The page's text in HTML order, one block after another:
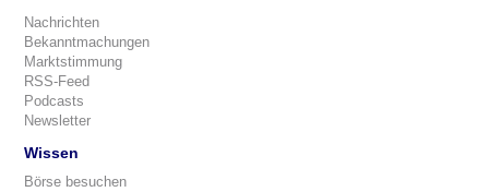
Nachrichten
Bekanntmachungen
Marktstimmung
RSS-Feed
Podcasts
Newsletter
Wissen
Börse besuchen